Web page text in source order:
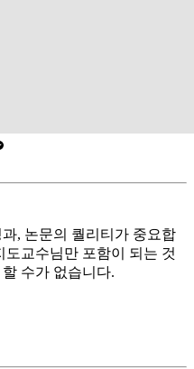
, 논문의 퀄리티가 중요합
교수님만 포함이 되는 것
수가 없습니다.